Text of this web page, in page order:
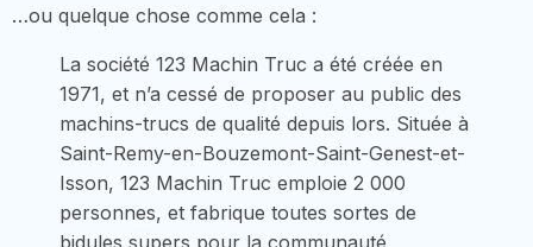
…ou quelque chose comme cela :
La société 123 Machin Truc a été créée en
1971, et n’a cessé de proposer au public des
machins-trucs de qualité depuis lors. Située à
Saint-Remy-en-Bouzemont-Saint-Genest-et-
Isson, 123 Machin Truc emploie 2 000
personnes, et fabrique toutes sortes de
bidules supers pour la communauté